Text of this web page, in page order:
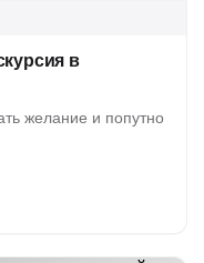
в
желание и попутно